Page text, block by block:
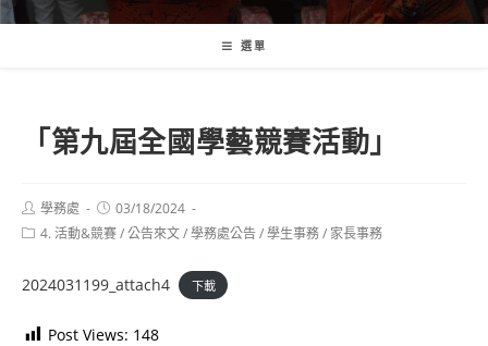
選單
「第九屆全國學藝競賽活動」
Post
author:
學務處
Post
published:
03/18/2024
Post4. 活動&競賽/公告來文/學務處公告/學生事務/ 家長事務
2024031199_attach4 下載
Post Views: 148